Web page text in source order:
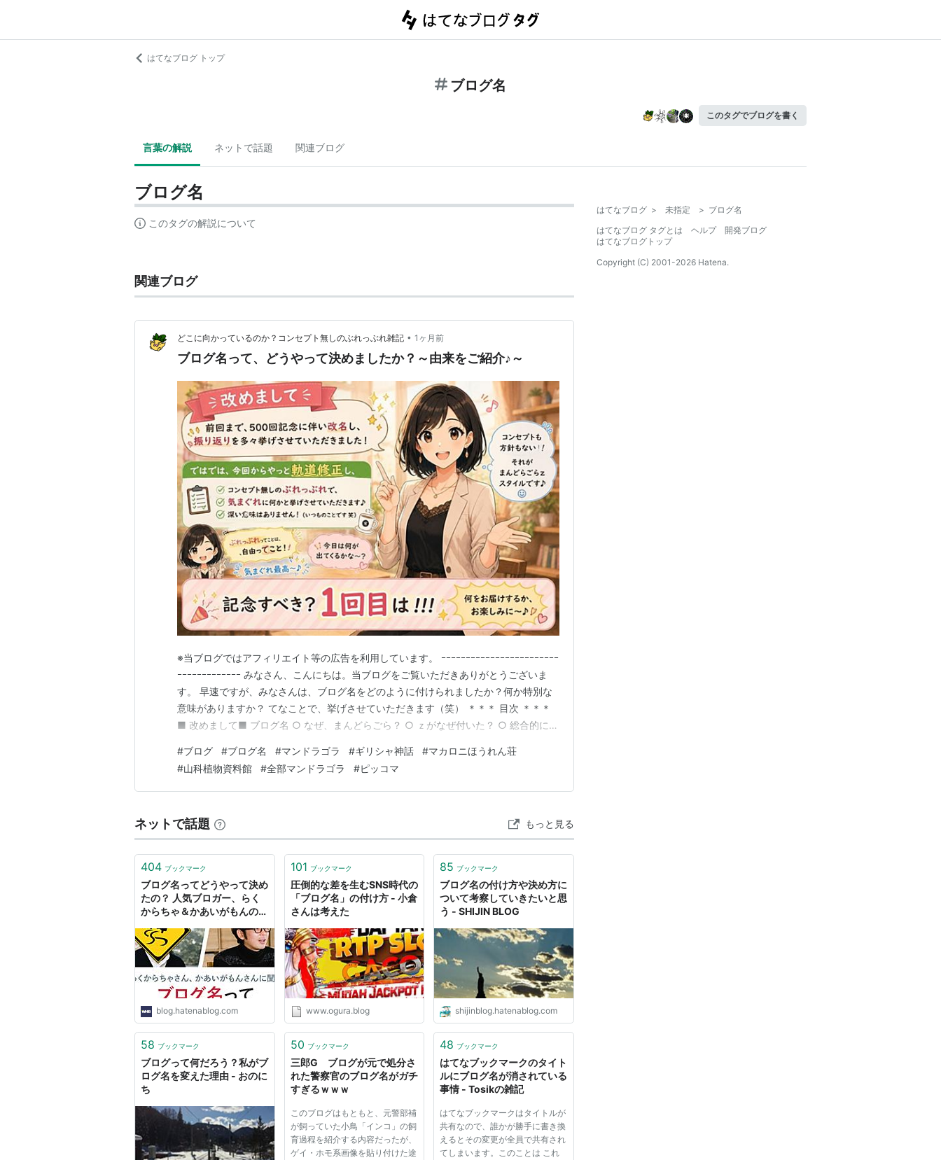
はてなブログ トップ
ブログ名
このタグでブログを書く
言葉の解説 ネットで話題 関連ブログ
ブログ名
このタグの解説について
関連ブログ
どこに向かっているのか？コンセプト無しのぶれっぶれ雑記 • 1ヶ月前
ブログ名って、どうやって決めましたか？～由来をご紹介♪～
※当ブログではアフィリエイト等の広告を利用しています。 ｰｰｰｰｰｰｰｰｰｰｰｰｰｰｰｰｰｰｰｰｰｰｰｰ
ｰｰｰｰｰｰｰｰｰｰｰｰｰ みなさん、こんにちは。当ブログをご覧いただきありがとうございま
す。 早速ですが、みなさんは、ブログ名をどのように付けられましたか？何か特別な
意味がありますか？ てなことで、挙げさせていただきます（笑） ＊＊＊ 目次 ＊＊＊
■ 改めまして■ ブログ名 ○ なぜ、まんどらごら？ ○ ｚがなぜ付いた？ ○ 総合的に■
り。。。 ○ ギリシャ神話との関わり ○ 「引き抜くと悲鳴を上げる…
#ブログ #ブログ名 #マンドラゴラ #ギリシャ神話 #マカロニほうれん荘
#山科植物資料館 #全部マンドラゴラ #ピッコマ
ネットで話題 もっと見る
404 ブックマーク
ブログ名ってどうやって決め
たの？ 人気ブロガー、らく
からちゃ＆かあいがもんの場
blog.hatenablog.com
101 ブックマーク
圧倒的な差を生むSNS時代の
「ブログ名」の付け方 - 小倉
さんは考えた
www.ogura.blog
85 ブックマーク
ブログ名の付け方や決め方に
ついて考察していきたいと思
う - SHIJIN BLOG
shijinblog.hatenablog.com
58 ブックマーク
ブログって何だろう？私がブ
ログ名を変えた理由 - おのに
ち
50 ブックマーク
三郎G ブログが元で処分さ
れた警察官のブログ名がガチ
すぎるｗｗｗ
このブログはもともと、元警部補
が飼っていた小鳥「インコ」の飼
育過程を紹介する内容だったが、
ゲイ・ホモ系画像を貼り付けた途
48 ブックマーク
はてなブックマークのタイト
ルにブログ名が消されている
事情 - Tosikの雑記
はてなブックマークはタイトルが
共有なので、誰かが勝手に書き換
えるとその変更が全員で共有され
てしまいます。このことは これ
はてなブログ > 未指定 > ブログ名
はてなブログ タグとは
ヘルプ
開発ブログ
はてなブログトップ
Copyright (C) 2001-2026 Hatena.